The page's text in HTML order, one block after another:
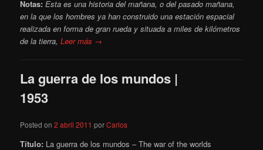
Notas:Esta es una historia del mañana, o del pasado mañana,
en la que los hombres ya han construido una estación espacial
realizada en forma de gran rueda y situada a miles de kilómetros
de la tierra,Leer más →
La guerra de los mundos |
1953
Posted on2 abril 2011 porCarlos
Título: La guerra de los mundos – The war of the worlds